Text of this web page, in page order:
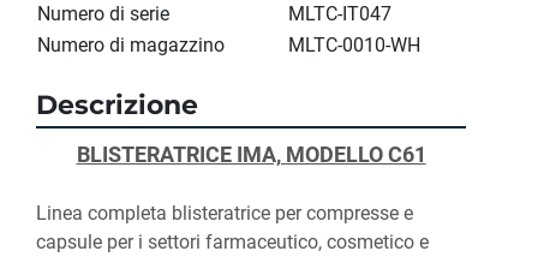
Numero di serie
MLTC-IT047
Numero di magazzino
MLTC-0010-WH
Descrizione
BLISTERATRICE IMA, MODELLO C61
Linea completa blisteratrice per compresse e
capsule per i settori farmaceutico, cosmetico e